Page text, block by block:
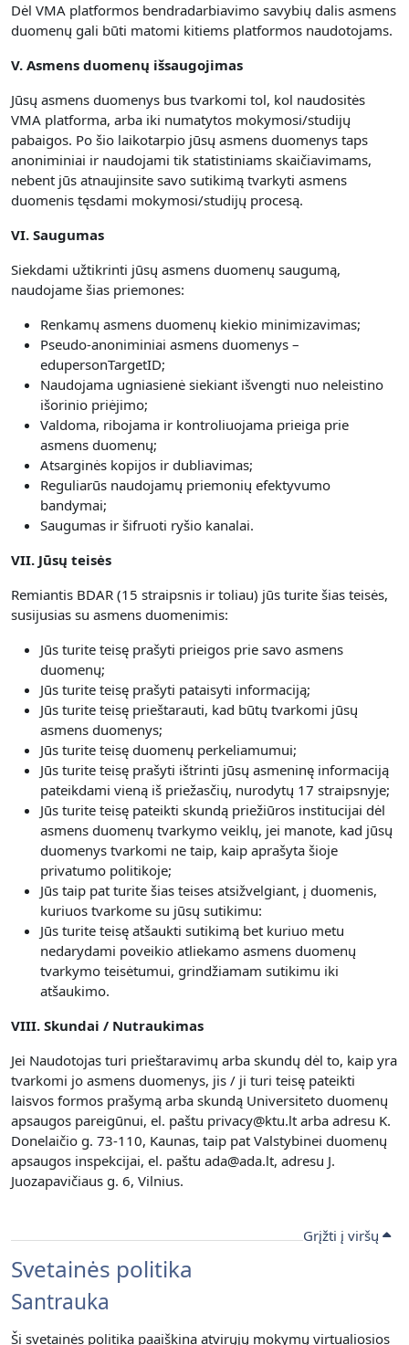
Dėl VMA platformos bendradarbiavimo savybių dalis asmens
duomenų gali būti matomi kitiems platformos naudotojams.
V. Asmens duomenų išsaugojimas
Jūsų asmens duomenys bus tvarkomi tol, kol naudositės
VMA platforma, arba iki numatytos mokymosi/studijų
pabaigos. Po šio laikotarpio jūsų asmens duomenys taps
anoniminiai ir naudojami tik statistiniams skaičiavimams,
nebent jūs atnaujinsite savo sutikimą tvarkyti asmens
duomenis tęsdami mokymosi/studijų procesą.
VI. Saugumas
Siekdami užtikrinti jūsų asmens duomenų saugumą,
naudojame šias priemones:
Renkamų asmens duomenų kiekio minimizavimas;
Pseudo-anoniminiai asmens duomenys –
edupersonTargetID;
Naudojama ugniasienė siekiant išvengti nuo neleistino
išorinio priėjimo;
Valdoma, ribojama ir kontroliuojama prieiga prie
asmens duomenų;
Atsarginės kopijos ir dubliavimas;
Reguliarūs naudojamų priemonių efektyvumo
bandymai;
Saugumas ir šifruoti ryšio kanalai.
VII. Jūsų teisės
Remiantis BDAR (15 straipsnis ir toliau) jūs turite šias teisės,
susijusias su asmens duomenimis:
Jūs turite teisę prašyti prieigos prie savo asmens
duomenų;
Jūs turite teisę prašyti pataisyti informaciją;
Jūs turite teisę prieštarauti, kad būtų tvarkomi jūsų
asmens duomenys;
Jūs turite teisę duomenų perkeliamumui;
Jūs turite teisę prašyti ištrinti jūsų asmeninę informaciją
pateikdami vieną iš priežasčių, nurodytų 17 straipsnyje;
Jūs turite teisę pateikti skundą priežiūros institucijai dėl
asmens duomenų tvarkymo veiklų, jei manote, kad jūsų
duomenys tvarkomi ne taip, kaip aprašyta šioje
privatumo politikoje;
Jūs taip pat turite šias teises atsižvelgiant, į duomenis,
kuriuos tvarkome su jūsų sutikimu:
Jūs turite teisę atšaukti sutikimą bet kuriuo metu
nedarydami poveikio atliekamo asmens duomenų
tvarkymo teisėtumui, grindžiamam sutikimu iki
atšaukimo.
VIII. Skundai / Nutraukimas
Jei Naudotojas turi prieštaravimų arba skundų dėl to, kaip yra
tvarkomi jo asmens duomenys, jis / ji turi teisę pateikti
laisvos formos prašymą arba skundą Universiteto duomenų
apsaugos pareigūnui, el. paštu privacy@ktu.lt arba adresu K.
Donelaičio g. 73-110, Kaunas, taip pat Valstybinei duomenų
apsaugos inspekcijai, el. paštu ada@ada.lt, adresu J.
Juozapavičiaus g. 6, Vilnius.
Grįžti į viršų
Svetainės politika
Santrauka
Ši svetainės politika paaiškina atvirųjų mokymų virtualiosios